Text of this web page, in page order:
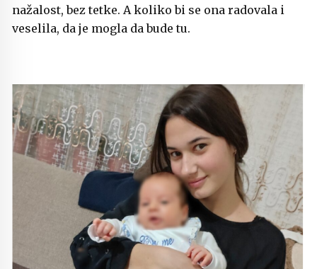
nažalost, bez tetke. A koliko bi se ona radovala i
veselila, da je mogla da bude tu.